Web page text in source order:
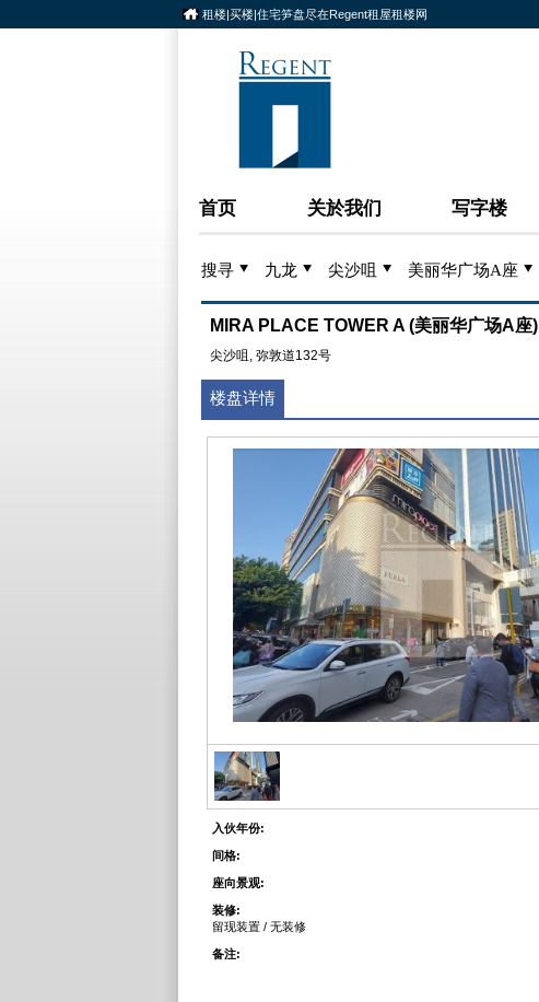
租楼|买楼|住宅笋盘尽在Regent租屋租楼网
首页 关於我们 写字楼
搜寻 九龙 尖沙咀 美丽华广场A座
MIRA PLACE TOWER A (美丽华广场A座)
尖沙咀, 弥敦道132号
楼盘详情
入伙年份:
间格:
座向景观:
装修:
留现装置 / 无装修
备注: